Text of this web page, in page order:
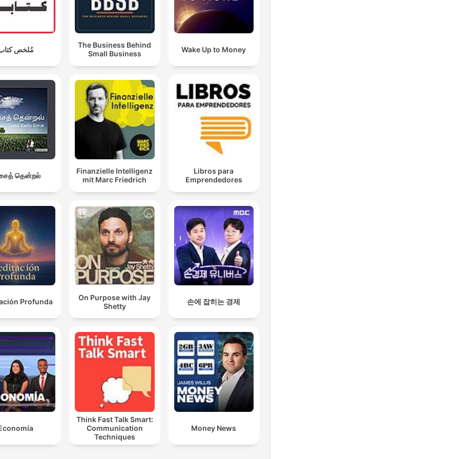
مُلخص
The Business Behind
Small Business
Wake Up to Money
தென்றல்
Finanzielle Intelligenz
mit Marc Friedrich
Libros para
Emprendedores
Profunda
On Purpose with Jay
Shetty
손에 잡히는 경제
Think Fast Talk Smart:
Communication
Techniques
Money News